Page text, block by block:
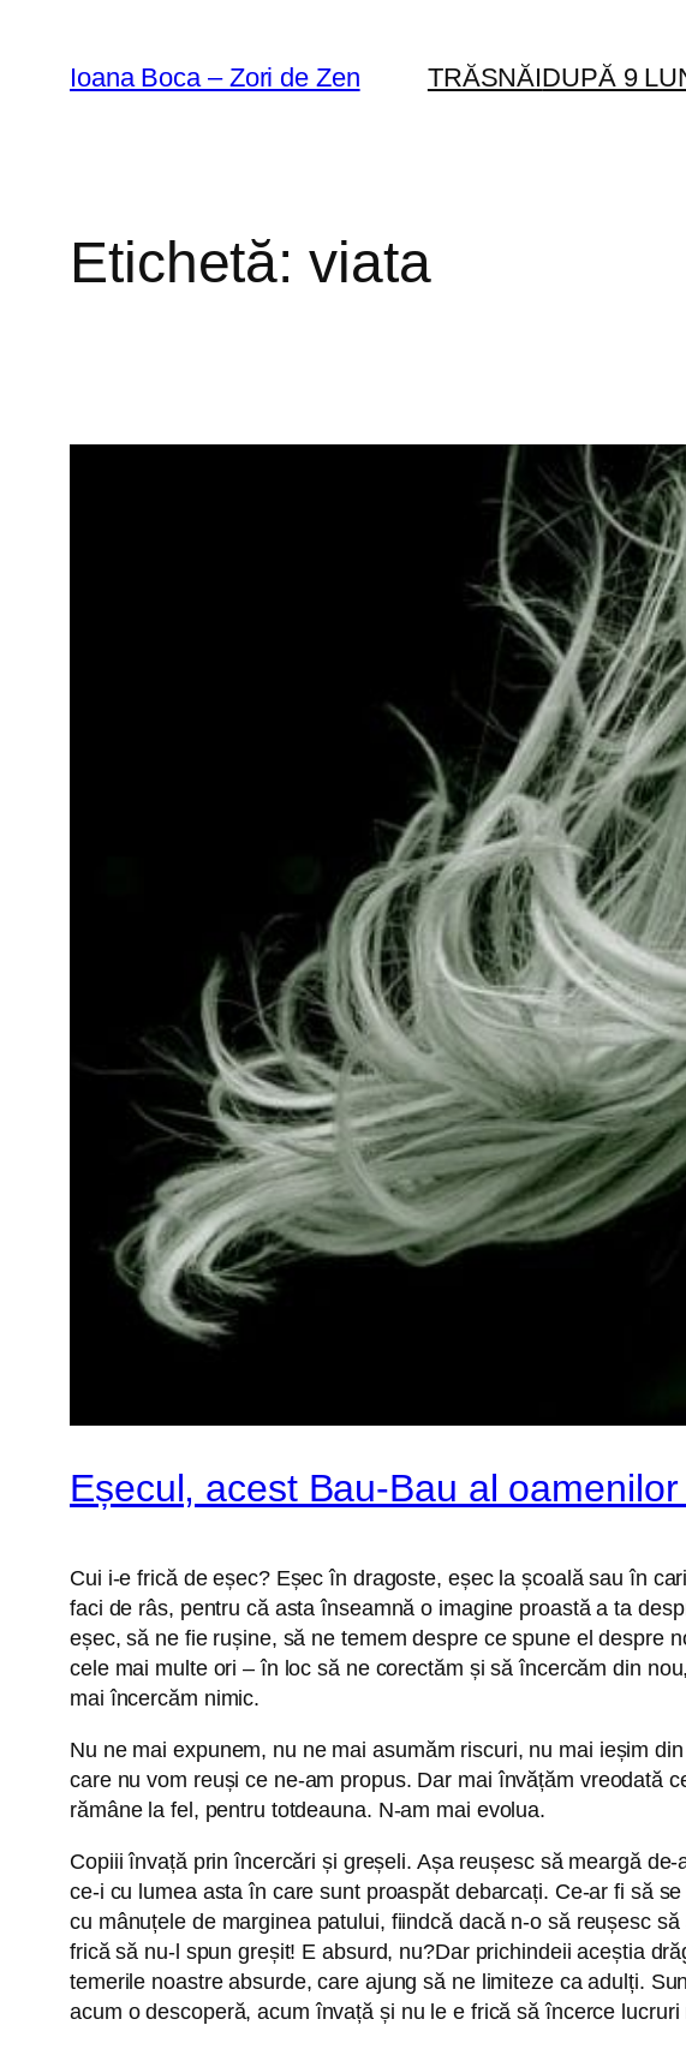
conținut
Ioana Boca – Zori de Zen TRĂSNĂIDUPĂ 9
Etichetă: viata
Eșecul, acest Bau-Bau al
Cui i-e frică de eșec? Eșec în dragoste, eșec la școală sau în
faci de râs, pentru că asta înseamnă o imagine proastă a ta
eșec, să ne fie rușine, să ne temem despre ce spune el despre
cele mai multe ori – în loc să ne corectăm și să încercăm din
mai încercăm nimic.
Nu ne mai expunem, nu ne mai asumăm riscuri, nu mai ieșim
care nu vom reuși ce ne-am propus. Dar mai învățăm vreodată
rămâne la fel, pentru totdeauna. N-am mai evolua.
Copiii învață prin încercări și greșeli. Așa reușesc să meargă
ce-i cu lumea asta în care sunt proaspăt debarcați. Ce-ar fi să
cu mânuțele de marginea patului, fiindcă dacă n-o să reușesc
frică să nu-l spun greșit! E absurd, nu?Dar prichindeii aceștia
temerile noastre absurde, care ajung să ne limiteze ca adulți.
acum o descoperă, acum învață și nu le e frică să încerce